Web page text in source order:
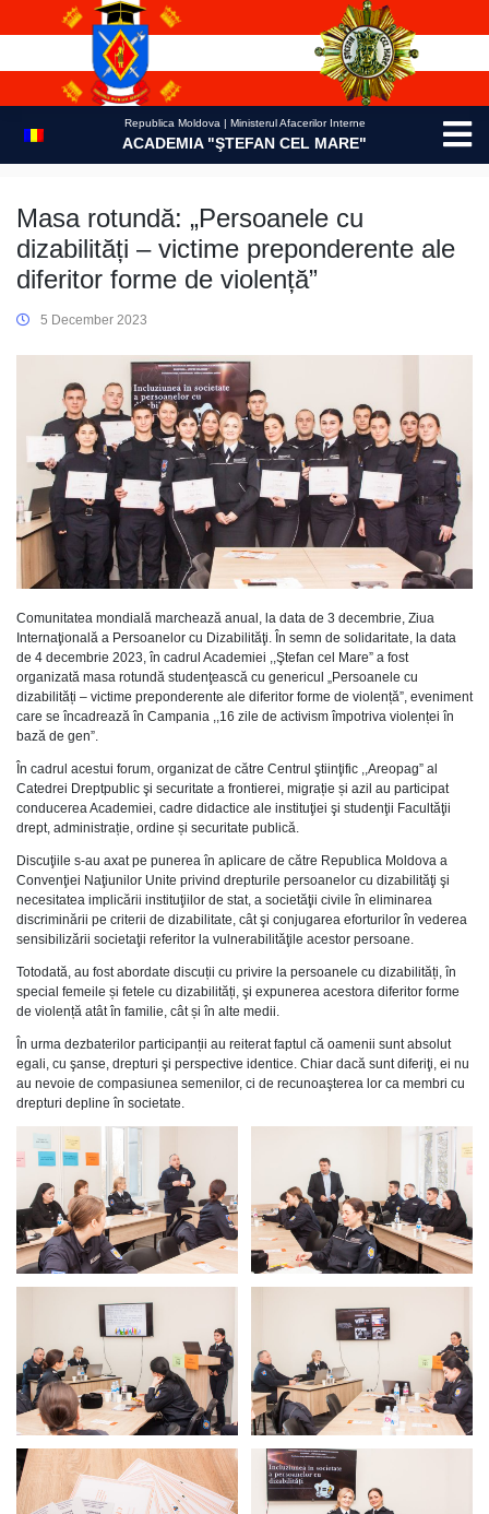
Republica Moldova | Ministerul Afacerilor Interne
ACADEMIA "ŞTEFAN CEL MARE"
Masa rotundă: „Persoanele cu
dizabilități – victime preponderente ale
diferitor forme de violență”
5 December 2023
Comunitatea mondială marchează anual, la data de 3 decembrie, Ziua
Internaţională a Persoanelor cu Dizabilităţi. În semn de solidaritate, la data
de 4 decembrie 2023, în cadrul Academiei ,,Ştefan cel Mare” a fost
organizată masa rotundă studenţească cu genericul „Persoanele cu
dizabilități – victime preponderente ale diferitor forme de violență”, eveniment
care se încadrează în Campania ,,16 zile de activism împotriva violenței în
bază de gen”.
În cadrul acestui forum, organizat de către Centrul ştiinţific ,,Areopag” al
Catedrei Dreptpublic şi securitate a frontierei, migrație și azil au participat
conducerea Academiei, cadre didactice ale instituţiei şi studenţii Facultăţii
drept, administrație, ordine și securitate publică.
Discuţiile s-au axat pe punerea în aplicare de către Republica Moldova a
Convenţiei Naţiunilor Unite privind drepturile persoanelor cu dizabilităţi şi
necesitatea implicării instituţiilor de stat, a societăţii civile în eliminarea
discriminării pe criterii de dizabilitate, cât şi conjugarea eforturilor în vederea
sensibilizării societaţii referitor la vulnerabilităţile acestor persoane.
Totodată, au fost abordate discuții cu privire la persoanele cu dizabilități, în
special femeile și fetele cu dizabilități, şi expunerea acestora diferitor forme
de violență atât în familie, cât și în alte medii.
În urma dezbaterilor participanții au reiterat faptul că oamenii sunt absolut
egali, cu şanse, drepturi şi perspective identice. Chiar dacă sunt diferiţi, ei nu
au nevoie de compasiunea semenilor, ci de recunoaşterea lor ca membri cu
drepturi depline în societate.